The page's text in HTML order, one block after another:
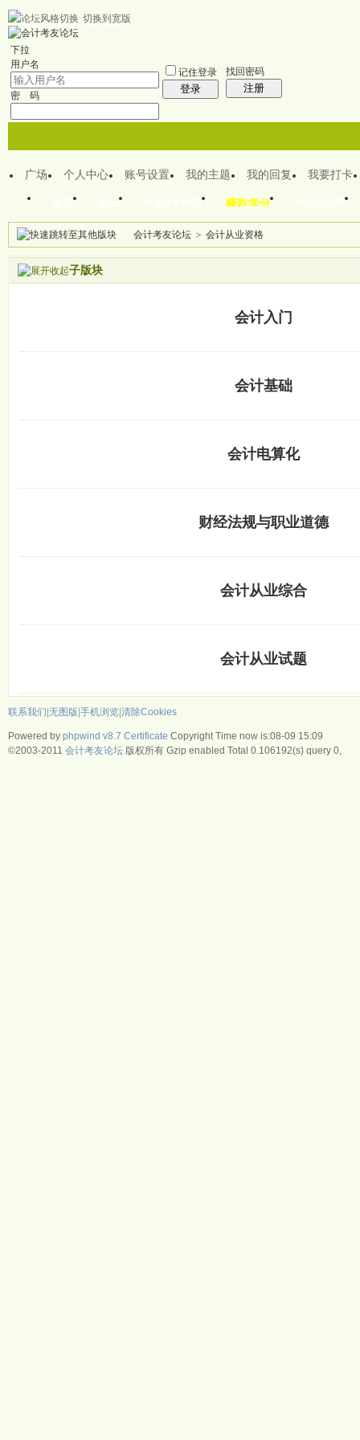
切换到宽版
下拉
用户名
密 码
记住登录
登录
找回密码
注册
首页 论坛 注会YY交流 赚取学分 注会QQ群
广场 个人中心 账号设置 我的主题 我的回复 我要打卡
本版
会计考友论坛 > 会计从业资格
子版块
会计入门
会计基础
会计电算化
财经法规与职业道德
会计从业综合
会计从业试题
联系我们 无图版 手机浏览 清除Cookies
Powered by phpwind v8.7 Certificate Copyright Time now is:08-09 15:09
©2003-2011 会计考友论坛 版权所有 Gzip enabled Total 0.106192(s) query 0,